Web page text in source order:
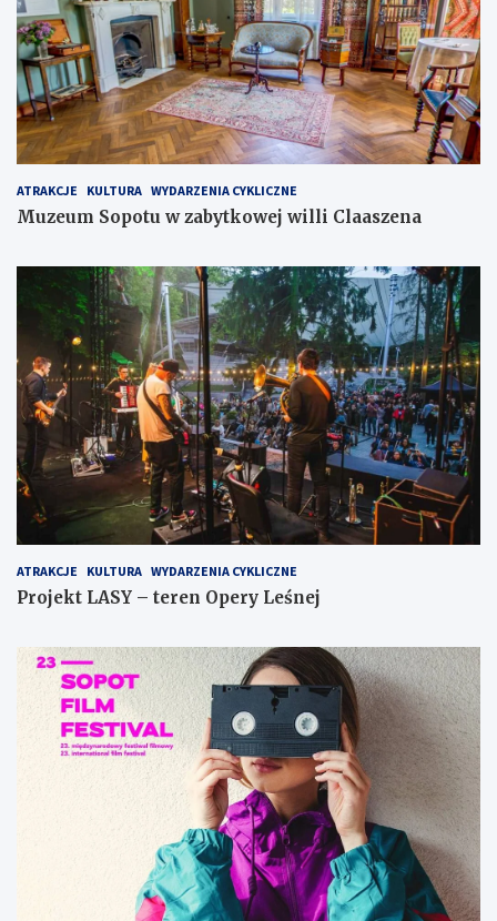
ATRAKCJE KULTURA WYDARZENIA CYKLICZNE
Muzeum Sopotu w zabytkowej willi Claaszena
ATRAKCJE KULTURA WYDARZENIA CYKLICZNE
Projekt LASY – teren Opery Leśnej